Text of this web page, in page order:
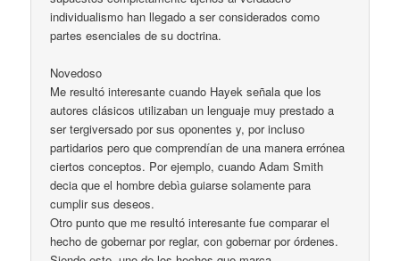
individualismo han llegado a ser considerados como
partes esenciales de su doctrina.
Novedoso
Me resultó interesante cuando Hayek señala que los
autores clásicos utilizaban un lenguaje muy prestado a
ser tergiversado por sus oponentes y, por incluso
partidarios pero que comprendían de una manera errónea
ciertos conceptos. Por ejemplo, cuando Adam Smith
decia que el hombre debìa guiarse solamente para
cumplir sus deseos.
Otro punto que me resultó interesante fue comparar el
hecho de gobernar por reglar, con gobernar por órdenes.